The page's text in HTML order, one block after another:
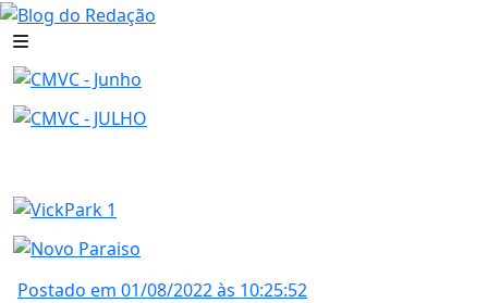
Postado em 01/08/2022 às 10:25:52